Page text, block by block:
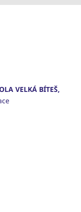
VELKÁ BÍTEŠ,